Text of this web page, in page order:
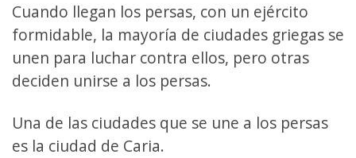
Cuando llegan los persas, con un ejército
formidable, la mayoría de ciudades griegas se
unen para luchar contra ellos, pero otras
deciden unirse a los persas.
Una de las ciudades que se une a los persas
es la ciudad de Caria.